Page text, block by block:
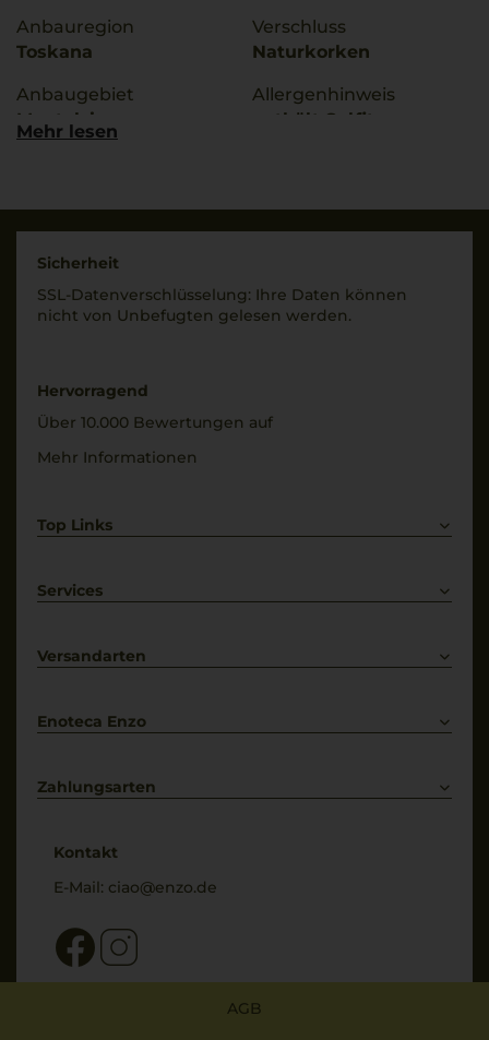
Anbauregion
Toskana
Anbaugebiet
Montalcino
Qualitätsstufe
Denominazione Di
Rebsorten
Trinktemperatur
Verschluss
Naturkorken
Allergenhinweis
enthält Sulfite
Riccardo, 53024
Montalcino, Italia
Italien
Geschmack
Mehr lesen
Sicherheit
SSL-Daten­verschlüs­selung: Ihre Daten können
nicht von Unbe­fugten gelesen werden.
Hervorragend
Über 10.000 Bewertungen auf
Mehr Informationen
Top Links
Weißwein
Services
Kontakt
Versandarten
Enoteca Enzo
Bewertungs-Richtlinien
Zahlungsarten
Kontakt
E-Mail: ciao@enzo.de
AGB